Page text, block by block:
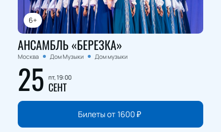
6+
АНСАМБЛЬ «БЕРЕЗКА»
Москва Дом Музыки Дом музыки
25 пт, 19:00
СЕНТ
Билеты от 1600₽